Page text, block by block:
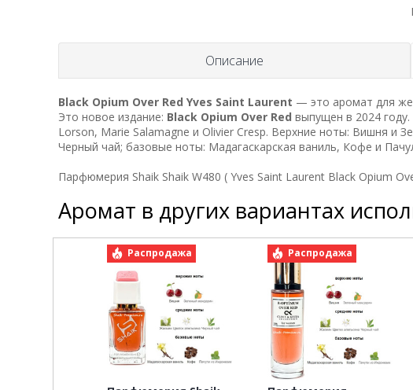
Описание
Black Opium Over Red Yves Saint Laurent — это аромат для
Это новое издание: Black Opium Over Red выпущен в 2024
Lorson, Marie Salamagne и Olivier Cresp. Верхние ноты: Вишня и
Черный чай; базовые ноты: Мадагаскарская ваниль, Кофе и
Парфюмерия Shaik Shaik W480 ( Yves Saint Laurent Black Opium
Аромат в других вариантах
Распродажа Распродажа